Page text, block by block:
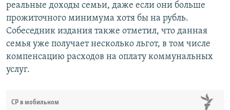
реальные доходы семьи, даже если они больше
прожиточного минимума хотя бы на рубль.
Собеседник издания также отметил, что данная
семья уже получает несколько льгот, в том числе
компенсацию расходов на оплату коммунальных
услуг.
СР в мобильном